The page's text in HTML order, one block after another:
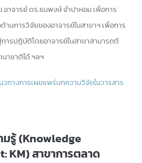
อาจารย์ ดร.ธนพงษ์ จําปาหอม เพื่อการ
นการวิจัยของอาจารย์ในสาขาฯ เพื่อการ
ารปฏิบัติโดยอาจารย์ในสาขาสามารถตี
าชาติได้ ฯลฯ
วทางการเผยแพร่บทความวิจัยในวารสาร
มรู้ (Knowledge
KM) สาขาการตลาด